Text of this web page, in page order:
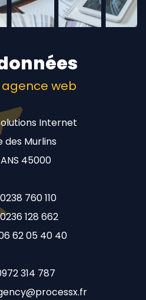
web
Internet
des Murlins
45000
760 110
128 662
62 05 40 40
314 787